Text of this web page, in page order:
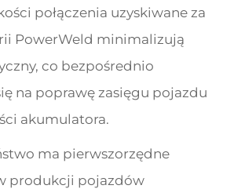
połączenia uzyskiwane za
PowerWeld minimalizują
co bezpośrednio
na poprawę zasięgu pojazdu
akumulatora.
ma pierwszorzędne
produkcji pojazdów